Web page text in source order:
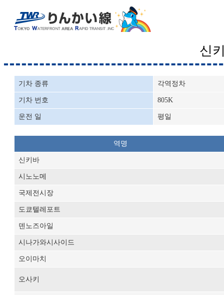
신
기차 종류 각역정차
기차 번호 805K
운전 일 평일
역명
신키바
시노노메
국제전시장
도쿄텔레포트
덴노즈아일
시나가와시사이드
오이마치
오사키